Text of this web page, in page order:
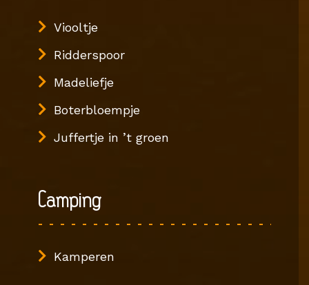
Viooltje
Ridderspoor
Madeliefje
Boterbloempje
Juffertje in ’t groen
Camping
Kamperen